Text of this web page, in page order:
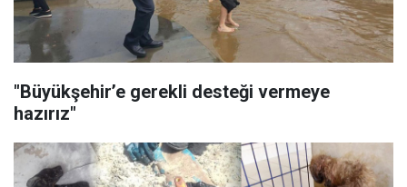
"Büyükşehir’e gerekli desteği vermeye
hazırız"